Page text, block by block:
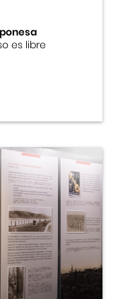
es libre